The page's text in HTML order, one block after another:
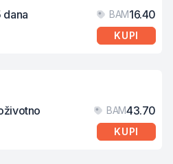
dana BAM16.40
KUPI
BAM43.70
KUPI